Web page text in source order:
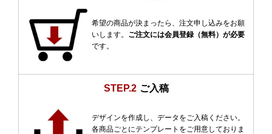
希望の商品が決まったら、注文申し込みをお願
いします。 ご注文には会員登録（無料）が必要
です。
STEP.2 ご入稿
デザインを作成し、データをご入稿ください。
各商品ごとにテンプレートをご用意しておりま